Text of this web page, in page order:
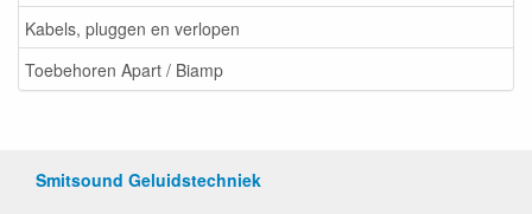
Kabels, pluggen en verlopen
Toebehoren Apart / Biamp
Smitsound Geluidstechniek